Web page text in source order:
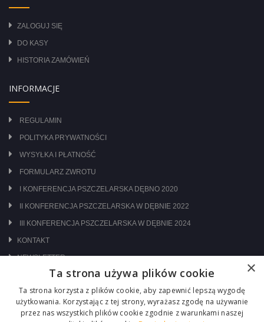
ZALOGUJ SIĘ
DO KASY
HISTORIA ZAMÓWIEŃ
INFORMACJE
REGULAMIN
POLITYKA PRYWATNOŚCI
WYSYŁKA I PŁATNOŚĆ
FORMULARZ ZWROTU
I KONFERENCJA PSZCZELARSKA DĘBNO 2020
II KONFERENCJA PSZCZELARSKA W DĘBNIE 2022
III KONFERENCJA PSZCZELARSKA W DĘBNIE 2024
KONTAKT
NEWSLETTER
ODWIEDŹ NAS NA:
×
Ta strona używa plików cookie
Ta strona korzysta z plików cookie, aby zapewnić lepszą wygodę
użytkowania. Korzystając z tej strony, wyrażasz zgodę na używanie
przez nas wszystkich plików cookie zgodnie z warunkami naszej